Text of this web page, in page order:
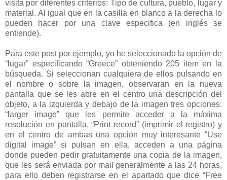
visita por diferentes criterios: Tipo de cultura, pueblo, lugar y
material. Al igual que en la casilla en blanco a la derecha lo
pueden hacer por una clave especifica (en inglés se
entiende).
Para este post por ejemplo, yo he seleccionado la opción de
“lugar” especificando “Greece” obteniendo 205 item en la
búsqueda. Si seleccionan cualquiera de ellos pulsando en
el nombre o sobre la imagen, observaran en la nueva
pantalla que se les abre en el centro una descripción del
objeto, a la izquierda y debajo de la imagen tres opciones:
“larger image” que les permite acceder a la máxima
resolución en pantalla, “Print record” (imprimir el registro) y
en el centro de ambas una opción muy interesante “Use
digital image” si pulsan en ella, acceden a una página
donde pueden pedir gratuitamente una copia de la imagen,
que les será enviada por mail generalmente a las 24 horas,
para ello deben registrarse en el apartado que dice “Free